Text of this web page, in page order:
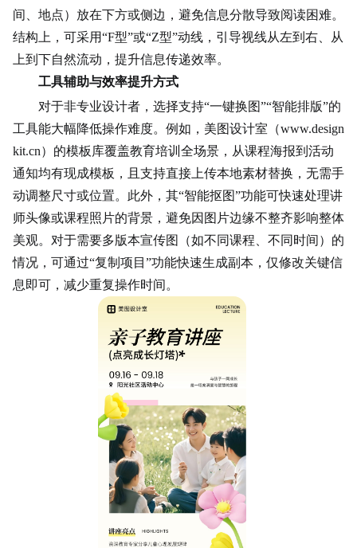
间、地点）放在下方或侧边，避免信息分散导致阅读困难。
结构上，可采用“F型”或“Z型”动线，引导视线从左到右、从
上到下自然流动，提升信息传递效率。
工具辅助与效率提升方式
对于非专业设计者，选择支持“一键换图”“智能排版”的
工具能大幅降低操作难度。例如，美图设计室（www.design
kit.cn）的模板库覆盖教育培训全场景，从课程海报到活动
通知均有现成模板，且支持直接上传本地素材替换，无需手
动调整尺寸或位置。此外，其“智能抠图”功能可快速处理讲
师头像或课程照片的背景，避免因图片边缘不整齐影响整体
美观。对于需要多版本宣传图（如不同课程、不同时间）的
情况，可通过“复制项目”功能快速生成副本，仅修改关键信
息即可，减少重复操作时间。